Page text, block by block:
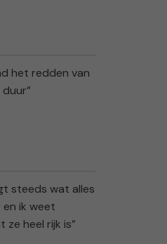
het redden van
steeds wat alles
ik weet
heel rijk is”